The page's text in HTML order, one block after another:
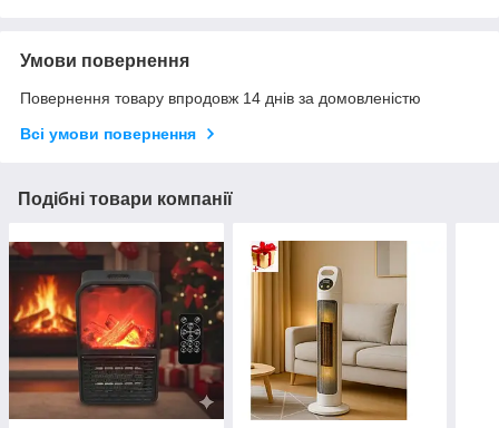
Умови повернення
Повернення товару впродовж 14 днів за домовленістю
Всі умови повернення
Подібні товари компанії